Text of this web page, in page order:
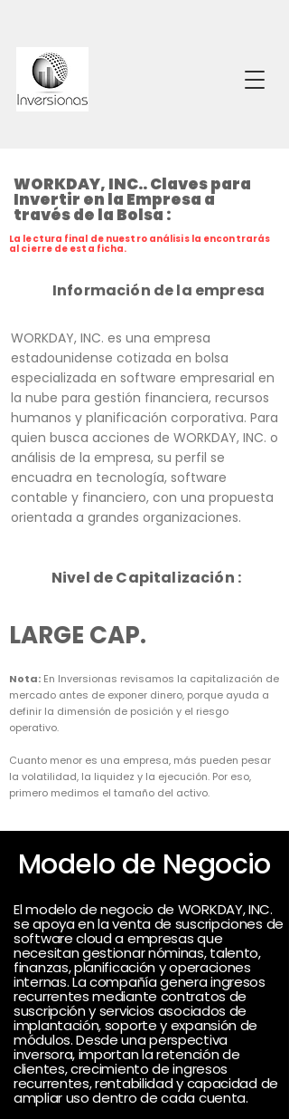
WORKDAY, INC.. Claves para
Invertir en la Empresa a
través de la Bolsa :
La lectura final de nuestro análisis la encontrarás
al cierre de esta ficha.
Información de la empresa
WORKDAY, INC. es una empresa
estadounidense cotizada en bolsa
especializada en software empresarial en
la nube para gestión financiera, recursos
humanos y planificación corporativa. Para
quien busca acciones de WORKDAY, INC. o
análisis de la empresa, su perfil se
encuadra en tecnología, software
contable y financiero, con una propuesta
orientada a grandes organizaciones.
Nivel de Capitalización :
LARGE CAP.
Nota: En Inversionas revisamos la capitalización de
mercado antes de exponer dinero, porque ayuda a
definir la dimensión de posición y el riesgo
operativo.
Cuanto menor es una empresa, más pueden pesar
la volatilidad, la liquidez y la ejecución. Por eso,
primero medimos el tamaño del activo.
Modelo de Negocio
El modelo de negocio de WORKDAY, INC.
se apoya en la venta de suscripciones de
software cloud a empresas que
necesitan gestionar nóminas, talento,
finanzas, planificación y operaciones
internas. La compañía genera ingresos
recurrentes mediante contratos de
suscripción y servicios asociados de
implantación, soporte y expansión de
módulos. Desde una perspectiva
inversora, importan la retención de
clientes, crecimiento de ingresos
recurrentes, rentabilidad y capacidad de
ampliar uso dentro de cada cuenta.